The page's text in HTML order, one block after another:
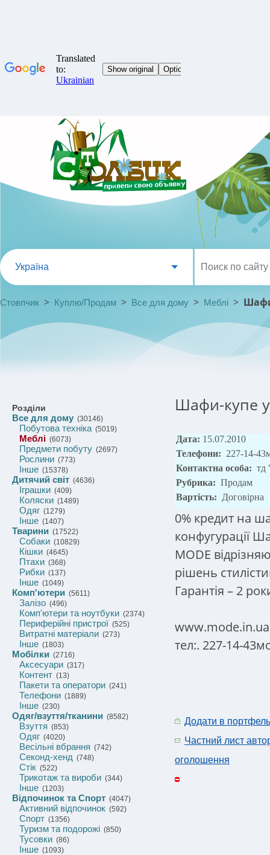
Україна
Стовпчик > Куплю/Продам > Все для дому > Меблі >
Розділи
Все для дому (30146)
Побутова техніка(5019)
Меблі (6073)
Предмети побуту (2697)
Рослини (773)
Інше (15378)
Дитячий світ (4636)
Іграшки (409)
Коляски (1489)
Одяг (1279)
Інше (1407)
Тварини (17522)
Собаки (10829)
Кішки (4645)
Птахи (368)
Рибки (137)
Інше (1049)
Комп'ютери (5611)
Залізо (496)
Комп'ютери та ноутбуки (2374)
Периферійні пристрої (525)
Витратні матеріали (273)
Інше (1803)
Мобілки (2716)
Аксесуари (317)
Контент (13)
Пакети та оператори (241)
Телефони (1889)
Інше (230)
Одяг/взуття/тканини (8582)
Взуття (853)
Одяг (4020)
Весільні вбрання (742)
Секонд-хенд (748)
Стік (522)
Трикотаж та вироби (344)
Інше (1203)
Відпочинок та Спорт (4047)
Активний відпочинок (592)
Спорт (1356)
Туризм та подорожі (850)
Тусовки (86)
Інше (1093)
Шафи-купе
Дата: 15.07.2010
Телефони: 227-14-
Контактна особа: тд
Рубрика: Продам
Вартість: Договірна
0% кредит на
конфугурації
MODE
рішень
Гарантія – 2
www.mode.in.ua
тел:. 227-14-
Додати в портфель
Частний лист
оголошення